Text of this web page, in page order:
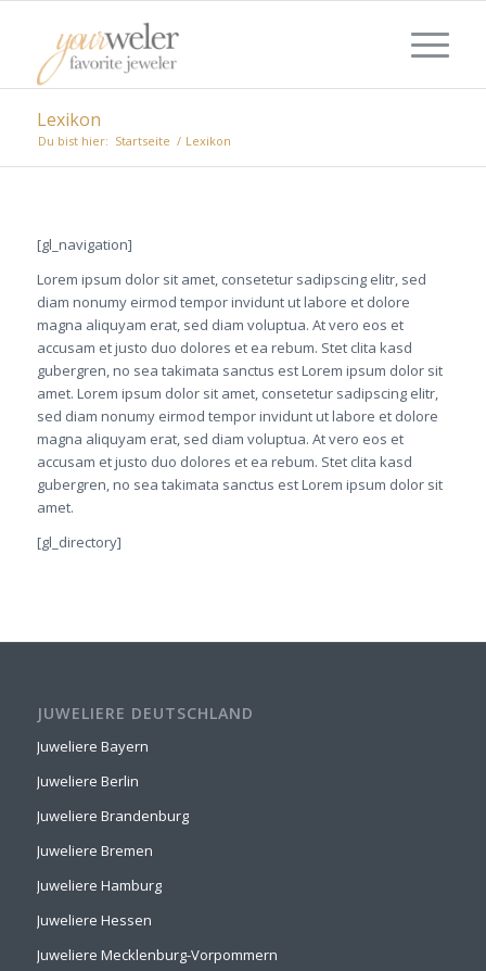
Lexikon
Du bist hier: Startseite / Lexikon
[gl_navigation]
Lorem ipsum dolor sit amet, consetetur sadipscing elitr, sed
diam nonumy eirmod tempor invidunt ut labore et dolore
magna aliquyam erat, sed diam voluptua. At vero eos et
accusam et justo duo dolores et ea rebum. Stet clita kasd
gubergren, no sea takimata sanctus est Lorem ipsum dolor sit
amet. Lorem ipsum dolor sit amet, consetetur sadipscing elitr,
sed diam nonumy eirmod tempor invidunt ut labore et dolore
magna aliquyam erat, sed diam voluptua. At vero eos et
accusam et justo duo dolores et ea rebum. Stet clita kasd
gubergren, no sea takimata sanctus est Lorem ipsum dolor sit
amet.
[gl_directory]
JUWELIERE DEUTSCHLAND
Juweliere Bayern
Juweliere Berlin
Juweliere Brandenburg
Juweliere Bremen
Juweliere Hamburg
Juweliere Hessen
Juweliere Mecklenburg-Vorpommern